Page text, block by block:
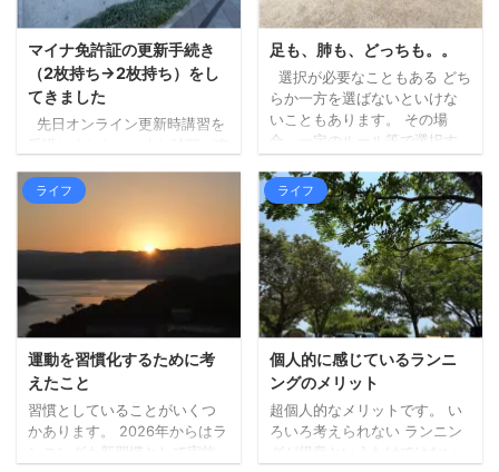
がちょうどよかったのも決め
手になりました。 詳しく調べ
ずにいったのですが、人気店
のようで、すでに受付を済ま
せて待機している人ばかりで
した。 ひとまず ...
ましたが、個人の感想としま
しては、「幾分マシではある
ものの暑いもんは暑い！」と
いう結果となりました。 エン
ジンの排熱と日差しで、暑さ
（熱さ）が上からも下からも
なので。 山間部は涼しく ...
マイナ免許証の更新手続き
（2枚持ち→2枚持ち）をし
てきました
先日オンライン更新時講習を
に行ってきました。 （行こう
と思った日が閉庁日だったり
で、行けずにおりまし
た。。）。 私は免許更新前に
マイナ免許証の2枚持ちに切り
替えていましたので、2枚持ち
→2枚持ちの更新手続きです。
今回の受付時にも、免許を3つ
から選ぶことや、私の場合、
次も2枚持ちにするかなど、事
時間前に待機する場所で（10
人ずつ受付）、係の方から
「次の免許証をマイナ免許 ...
足も、肺も、どっちも。。
選択が必要なこともある どち
らか一方を選ばないといけな
いこともあります。 その場
合、一定のルール等で選択す
りますが、どっちが楽しいか
（宇宙兄弟より）など、自分
の心が動く方でいいのかもし
れません。 どちらかではな
く、できるならどっちも た
だ、できること・モノであれ
ば、どちらかではなく、どち
らもやってみるのがいいなと
考えています。 あれもこれも
何でも、というのとは違いま
すが、どちらも試してみない
とわからないこともあります
し、両方が大切なこともあっ
ライフ
運動を習慣化するために考
えたこと
習慣としていることがいくつ
かあります。 2026年からはラ
ンニングも新習慣として実施
ライフ
個人的に感じているランニ
ングのメリット
超個人的なメリットです。 い
ろいろ考えられない ランニン
グが得意というわけではない